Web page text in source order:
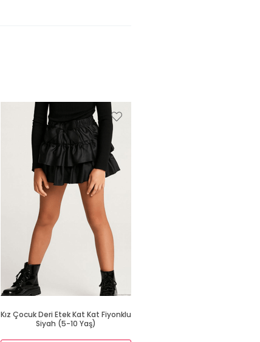
Kız Çocuk Deri Etek Kat Kat Fiyonklu
Siyah (5-10 Yaş)